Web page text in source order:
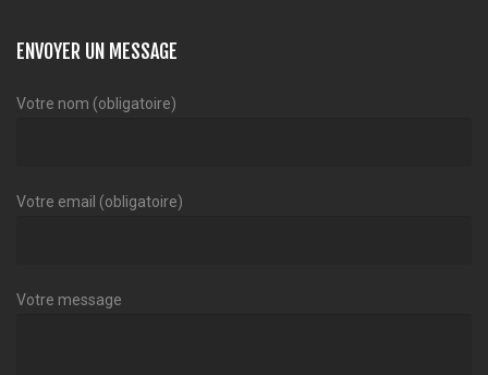
ENVOYER UN MESSAGE
Votre nom (obligatoire)
Votre email (obligatoire)
Votre message